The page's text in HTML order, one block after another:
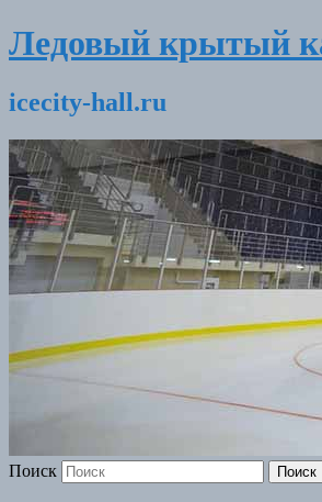
Ледовый крытый
icecity-hall.ru
Поиск